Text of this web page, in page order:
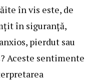
în vis este, de
în siguranță,
pierdut sau
Aceste sentimente